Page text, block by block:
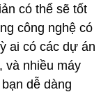
có thể sẽ tốt
công nghệ có
ai có các dự án
và nhiều máy
dễ dàng